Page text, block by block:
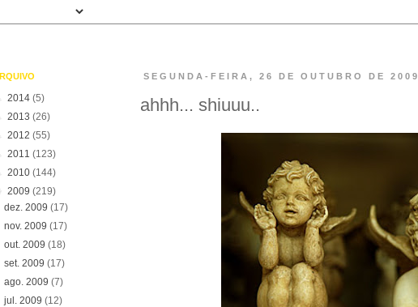
SEGUNDA-FEIRA, 26 DE OUTUBRO DE 2009
ahhh... shiuuu..
2014 (5)
2013 (26)
2012 (55)
2011 (123)
2010 (144)
2009 (219)
dez. 2009(17)
nov. 2009(17)
out. 2009(18)
set. 2009(17)
ago. 2009(7)
jul. 2009(12)